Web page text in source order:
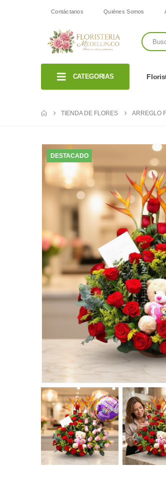
Contáctanos Quiénes Somos
CATEGORIAS
TIENDA DE FLORES ARREGLO
DESTACADO